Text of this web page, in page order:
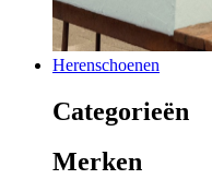
Herenschoenen
Categorieën
Merken